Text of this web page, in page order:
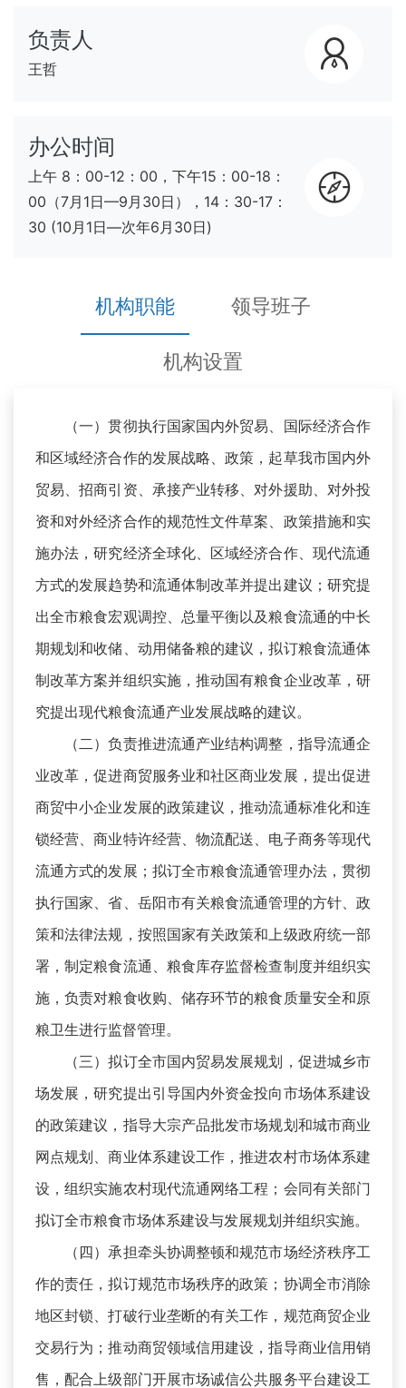
负责人
王哲
办公时间
上午 8：00-12：00，下午15：00-18：
00（7月1日—9月30日），14：30-17：
30 (10月1日—次年6月30日)
机构职能 领导班子
机构设置
（一）贯彻执行国家国内外贸易、国际经济合作
和区域经济合作的发展战略、政策，起草我市国内外
贸易、招商引资、承接产业转移、对外援助、对外投
资和对外经济合作的规范性文件草案、政策措施和实
施办法，研究经济全球化、区域经济合作、现代流通
方式的发展趋势和流通体制改革并提出建议；研究提
出全市粮食宏观调控、总量平衡以及粮食流通的中长
期规划和收储、动用储备粮的建议，拟订粮食流通体
制改革方案并组织实施，推动国有粮食企业改革，研
究提出现代粮食流通产业发展战略的建议。
（二）负责推进流通产业结构调整，指导流通企
业改革，促进商贸服务业和社区商业发展，提出促进
商贸中小企业发展的政策建议，推动流通标准化和连
锁经营、商业特许经营、物流配送、电子商务等现代
流通方式的发展；拟订全市粮食流通管理办法，贯彻
执行国家、省、岳阳市有关粮食流通管理的方针、政
策和法律法规，按照国家有关政策和上级政府统一部
署，制定粮食流通、粮食库存监督检查制度并组织实
施，负责对粮食收购、储存环节的粮食质量安全和原
粮卫生进行监督管理。
（三）拟订全市国内贸易发展规划，促进城乡市
场发展，研究提出引导国内外资金投向市场体系建设
的政策建议，指导大宗产品批发市场规划和城市商业
网点规划、商业体系建设工作，推进农村市场体系建
设，组织实施农村现代流通网络工程；会同有关部门
拟订全市粮食市场体系建设与发展规划并组织实施。
（四）承担牵头协调整顿和规范市场经济秩序工
作的责任，拟订规范市场秩序的政策；协调全市消除
地区封锁、打破行业垄断的有关工作，规范商贸企业
交易行为；推动商贸领域信用建设，指导商业信用销
售，配合上级部门开展市场诚信公共服务平台建设工